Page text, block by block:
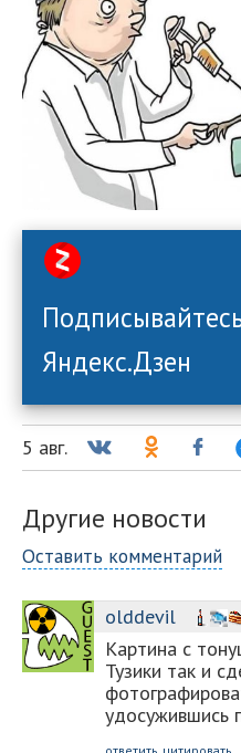
Яндекс.Дзен
5 авг.
Другие новости
Оставить комментарий
olddevil
Картина с
Тузики так и
удосужившись